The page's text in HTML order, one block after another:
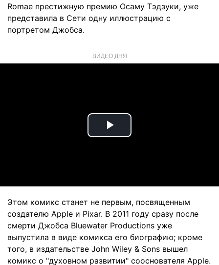
Romae престижную премию Осаму Тэдзуки, уже
представила в Сети одну иллюстрацию c
портретом Джобса.
ВИДЕО ДНЯ
Play
Этом комикс станет не первым, посвященным
создателю Apple и Pixar. В 2011 году сразу после
смерти Джобса Bluewater Productions уже
выпустила в виде комикса его биографию; кроме
того, в издательстве John Wiley & Sons вышел
комикс о "духовном развитии" сооснователя Apple.